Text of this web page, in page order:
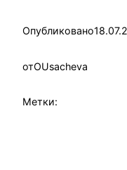
Опубликовано
отOUsacheva
Метки: